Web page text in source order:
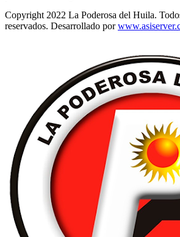
Copyright 2022 La Poderosa del Huila.
reservados. Desarrollado por